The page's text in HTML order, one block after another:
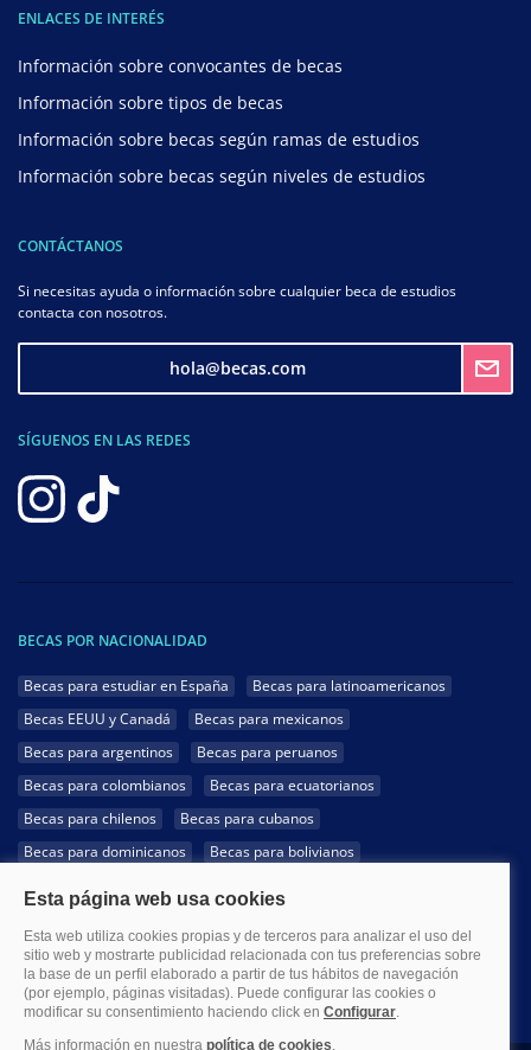
ENLACES DE INTERÉS
Información sobre convocantes de becas
Información sobre tipos de becas
Información sobre becas según ramas de estudios
Información sobre becas según niveles de estudios
CONTÁCTANOS
Si necesitas ayuda o información sobre cualquier beca de estudios
contacta con nosotros.
hola@becas.com
SÍGUENOS EN LAS REDES
BECAS POR NACIONALIDAD
Becas para estudiar en España
Becas para latinoamericanos
Becas EEUU y Canadá
Becas para mexicanos
Becas para argentinos
Becas para peruanos
Becas para colombianos
Becas para ecuatorianos
Becas para chilenos
Becas para cubanos
Becas para dominicanos
Becas para bolivianos
Becas para hondureños
Becas para paraguayos
Becas para uruguayos
Becas para salvadoreños